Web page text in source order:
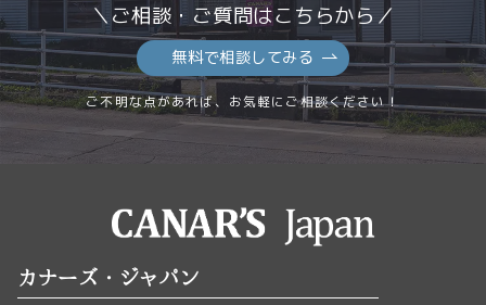
＼ご相談・ご質問はこちらから／
無料で相談してみる
ご不明な点があれば、お気軽にご相談ください！
カナーズ・ジャパン